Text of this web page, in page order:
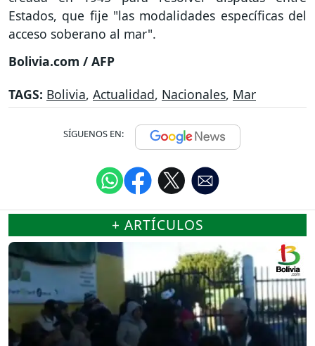
Estados, que fije "las modalidades específicas del
acceso soberano al mar".
Bolivia.com / AFP
TAGS: Bolivia, Actualidad, Nacionales, Mar
SÍGUENOS EN:
+ ARTÍCULOS